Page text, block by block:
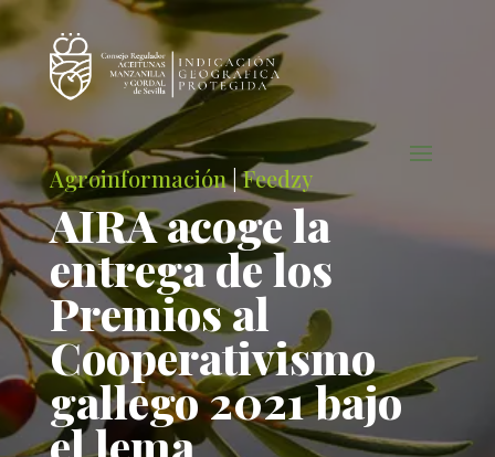
Agroinformación|Feedzy
AIRA acoge la
entrega de los
Premios al
Cooperativismo
gallego 2021 bajo